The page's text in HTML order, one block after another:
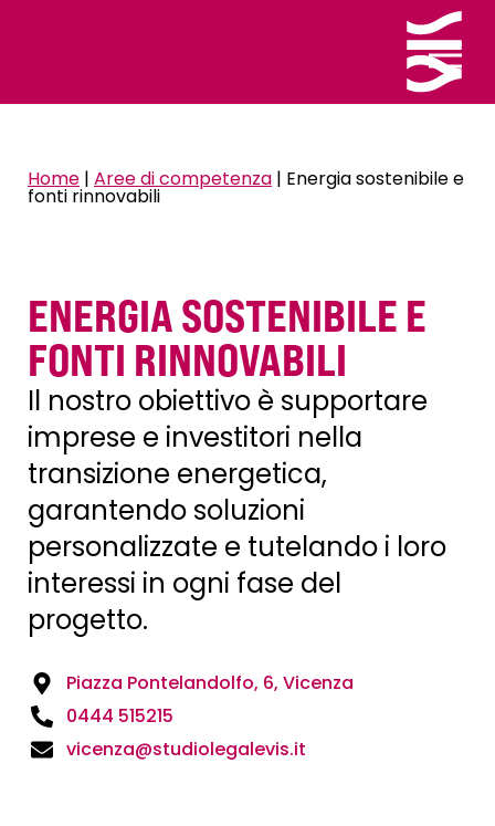
Home | Aree di competenza | Energia sostenibile e
fonti rinnovabili
ENERGIA SOSTENIBILE E
FONTI RINNOVABILI
Il nostro obiettivo è supportare
imprese e investitori nella
transizione energetica,
garantendo soluzioni
personalizzate e tutelando i loro
interessi in ogni fase del
progetto.
Piazza Pontelandolfo, 6, Vicenza
0444 515215
vicenza@studiolegalevis.it